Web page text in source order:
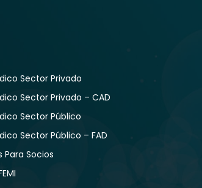
Sector Privado
Sector Privado – CAD
Sector Público
Sector Público – FAD
Para Socios